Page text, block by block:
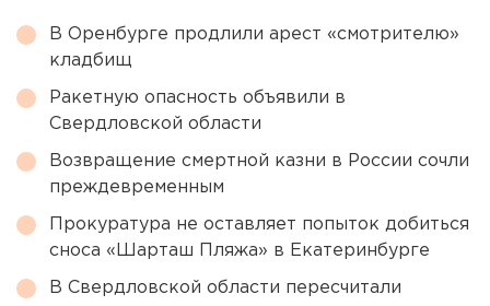
В Оренбурге продлили арест «смотрителю»
кладбищ
Ракетную опасность объявили в
Свердловской области
Возвращение смертной казни в России сочли
преждевременным
Прокуратура не оставляет попыток добиться
сноса «Шарташ Пляжа» в Екатеринбурге
В Свердловской области пересчитали